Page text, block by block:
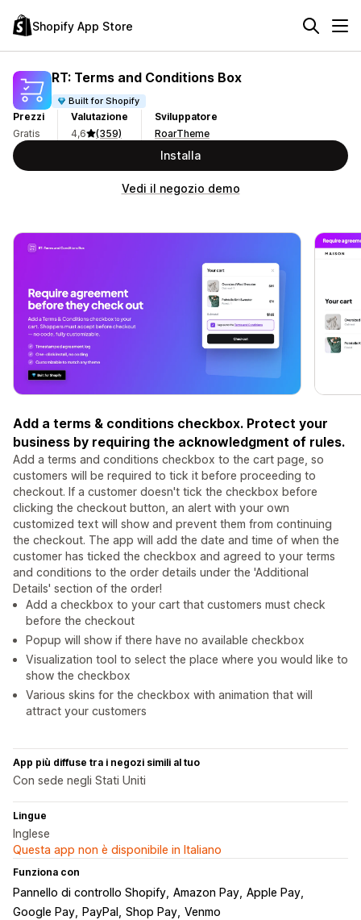
Shopify App Store
RT: Terms and Conditions Box
Built for Shopify
Prezzi
Gratis
Valutazione
4,6
(359)
Sviluppatore
RoarTheme
Installa
Vedi il negozio demo
Add a terms & conditions checkbox. Protect your
business by requiring the acknowledgment of rules.
Add a terms and conditions checkbox to the cart page, so
customers will be required to tick it before proceeding to
checkout. If a customer doesn't tick the checkbox before
clicking the checkout button, an alert with your own
customized text will show and prevent them from continuing
the checkout. The app will add the date and time of when the
customer has ticked the checkbox and agreed to your terms
and conditions to the order details under the 'Additional
Details' section of the order!
Add a checkbox to your cart that customers must check
before the checkout
Popup will show if there have no available checkbox
Visualization tool to select the place where you would like to
show the checkbox
Various skins for the checkbox with animation that will
attract your customers
App più diffuse tra i negozi simili al tuo
Con sede negli Stati Uniti
Lingue
Inglese
Questa app non è disponibile in Italiano
Funziona con
Pannello di controllo Shopify Amazon Pay Apple Pay
Google Pay
PayPal Shop Pay Venmo